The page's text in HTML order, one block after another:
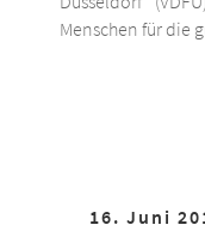
Menschen für die
16. Juni